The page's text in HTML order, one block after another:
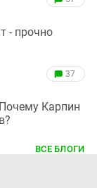
- прочно
37
Карпин
ВСЕ БЛОГИ